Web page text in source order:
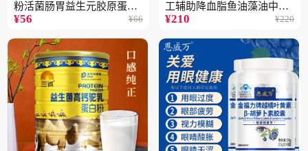
粉活菌肠胃益生元胶原蛋白
固体饮料批发3件
¥56 ¥66
工辅助降血脂鱼油藻油中老
年蓝帽保健品5瓶
¥210 ¥220